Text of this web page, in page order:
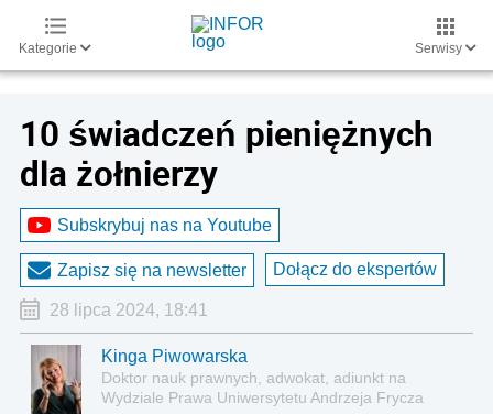
Kategorie Serwisy
10 świadczeń pieniężnych
dla żołnierzy
Subskrybuj nas na Youtube
Zapisz się na newsletter Dołącz do ekspertów
28 lipca 2024, 18:41
Kinga Piwowarska
Doktor nauk prawnych, adwokat, adiunkt na
Wydziale Prawa Uniwersytetu Andrzeja Frycza